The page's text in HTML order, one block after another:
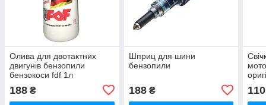
Олива для двотактних
двигунів бензопили
бензокоси fdf 1л
188 ₴
Шприц для шини
бензопили
188₴ 110